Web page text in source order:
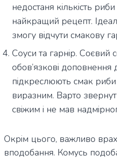
недостаня кількість
найкращий рецепт.
змогу відчути смакову
Соуси та гарнір. Соєвий
обов’язкові доповнення
підкреслюють смак
виразним. Варто
свіжим і не мав
Окрім цього, важливо
вподобання. Комусь